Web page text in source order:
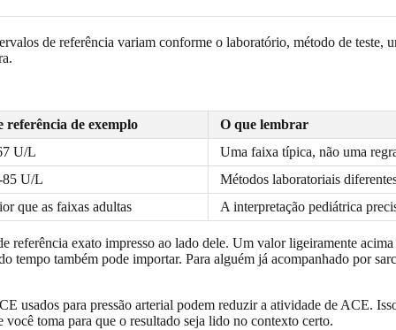
de referência variam conforme o laboratório, método de teste,
referência de exemplo
O que lembrar
U/L
Uma faixa típica, não uma
85 U/L
Métodos laboratoriais
que as faixas adultas A interpretação pediátrica
referência exato impresso ao lado dele. Um valor ligeiramente
também pode importar. Para alguém já acompanhado por
usados para pressão arterial podem reduzir a atividade de ACE.
toma para que o resultado seja lido no contexto certo.